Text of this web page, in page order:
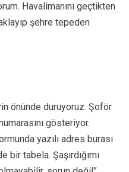
Havalimanını geçtikten
şehre tepeden
önünde duruyoruz. Şoför
gösteriyor.
yazılı adres burası
bir tabela. Şaşırdığımı